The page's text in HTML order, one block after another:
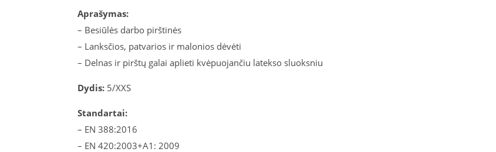
Aprašymas:
– Besiūlės darbo pirštinės
– Lanksčios, patvarios ir malonios dėvėti
– Delnas ir pirštų galai aplieti kvėpuojančiu latekso sluoksniu
Dydis: 5/XXS
Standartai:
– EN 388:2016
– EN 420:2003+A1: 2009